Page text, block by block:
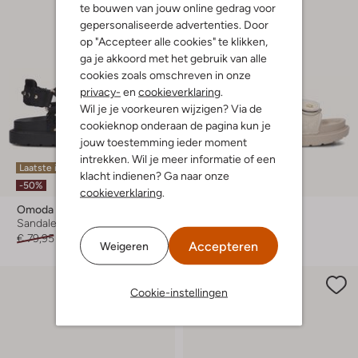
te bouwen van jouw online gedrag voor
gepersonaliseerde advertenties. Door
op "Accepteer alle cookies" te klikken,
ga je akkoord met het gebruik van alle
cookies zoals omschreven in onze
privacy- en cookieverklaring.
Wil je je voorkeuren wijzigen? Via de
cookieknop onderaan de pagina kun je
jouw toestemming ieder moment
intrekken. Wil je meer informatie of een
klacht indienen? Ga naar onze
cookieverklaring.
Weigeren Accepteren
Cookie-instellingen
Laatste item
-50%
Omoda
Sandalen
€ 79,95
€ 39,99
Sandalen
€ 39,99